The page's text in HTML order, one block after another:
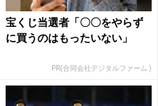
宝くじ当選者「〇〇をやらず
に買うのはもったいない」
PR(合同会社デジタルファーム )